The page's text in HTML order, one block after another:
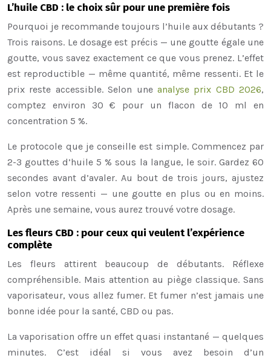
L’huile CBD : le choix sûr pour une première fois
Pourquoi je recommande toujours l’huile aux débutants ?
Trois raisons. Le dosage est précis — une goutte égale une
goutte, vous savez exactement ce que vous prenez. L’effet
est reproductible — même quantité, même ressenti. Et le
prix reste accessible. Selon une analyse prix CBD 2026,
comptez environ 30 € pour un flacon de 10 ml en
concentration 5 %.
Le protocole que je conseille est simple. Commencez par
2-3 gouttes d’huile 5 % sous la langue, le soir. Gardez 60
secondes avant d’avaler. Au bout de trois jours, ajustez
selon votre ressenti — une goutte en plus ou en moins.
Après une semaine, vous aurez trouvé votre dosage.
Les fleurs CBD : pour ceux qui veulent l’expérience
complète
Les fleurs attirent beaucoup de débutants. Réflexe
compréhensible. Mais attention au piège classique. Sans
vaporisateur, vous allez fumer. Et fumer n’est jamais une
bonne idée pour la santé, CBD ou pas.
La vaporisation offre un effet quasi instantané — quelques
minutes. C’est idéal si vous avez besoin d’un